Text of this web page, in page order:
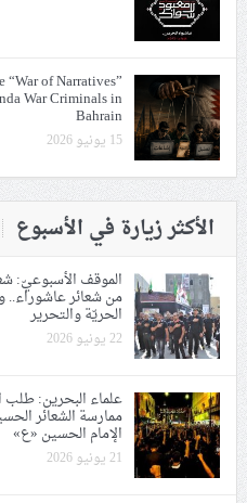
of Narratives”
War Criminals in
Bahrain
15 يونيو 2026
الأكثر زيارة في الأسبوع
الموقف الأسبوعيّ:
من شعائر عاشوراء..
الحريّة والتحرير
22 يونيو 2026
علماء البحرين:
ممارسة الشعائر
الإمام الحسين «ع»
21 يونيو 2026